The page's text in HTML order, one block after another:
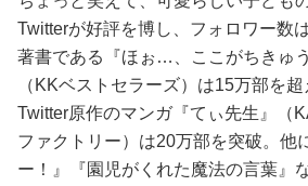
Twitterが好評を博し、フォロワー数
著書である『ほぉ…、ここがちきゅ
（KKベストセラーズ）は15万部を超
Twitter原作のマンガ『てぃ先生』（
ファクトリー）は20万部を突破。他
ー！』『園児がくれた魔法の言葉』